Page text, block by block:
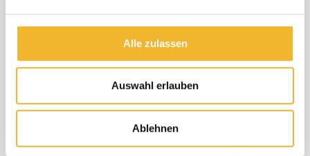
Alle zulassen
Auswahl erlauben
Ablehnen